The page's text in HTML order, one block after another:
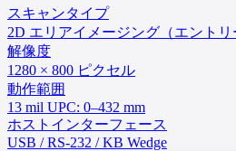
スキャンタイプ
2D エリアイメージング（エントリ
解像度
1280 × 800 ピクセル
動作範囲
13 mil UPC: 0–432 mm
ホストインターフェース
USB / RS-232 / KB Wedge